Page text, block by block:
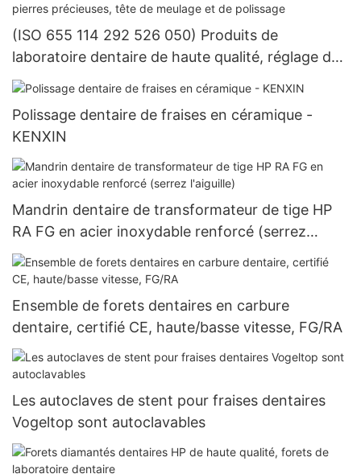
(ISO 655 114 292 526 050) Produits de
laboratoire dentaire de haute qualité, réglage de
la pierre dentaire, équipement de pierres
précieuses, tête de meulage et de polissage
Polissage dentaire de fraises en céramique -
KENXIN
Mandrin dentaire de transformateur de tige HP
RA FG en acier inoxydable renforcé (serrez
l'aiguille)
Ensemble de forets dentaires en carbure
dentaire, certifié CE, haute/basse vitesse, FG/RA
Les autoclaves de stent pour fraises dentaires
Vogeltop sont autoclavables